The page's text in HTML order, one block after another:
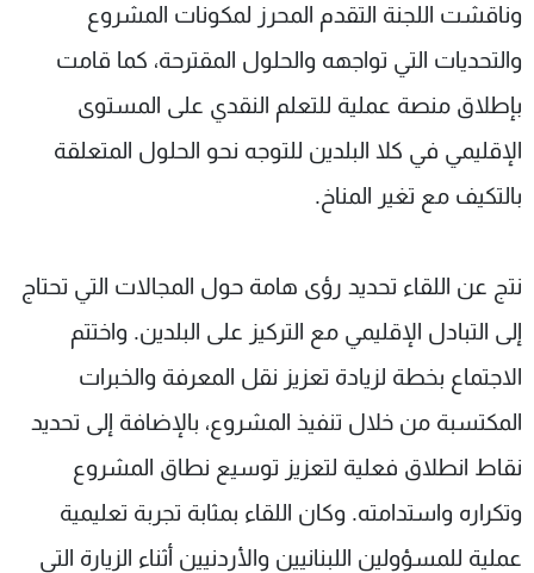
وناقشت اللجنة التقدم المحرز لمكونات المشروع
والتحديات التي تواجهه والحلول المقترحة، كما قامت
بإطلاق منصة عملية للتعلم النقدي على المستوى
الإقليمي في كلا البلدين للتوجه نحو الحلول المتعلقة
بالتكيف مع تغير المناخ.
نتج عن اللقاء تحديد رؤى هامة حول المجالات التي تحتاج
إلى التبادل الإقليمي مع التركيز على البلدين. واختتم
الاجتماع بخطة لزيادة تعزيز نقل المعرفة والخبرات
المكتسبة من خلال تنفيذ المشروع، بالإضافة إلى تحديد
نقاط انطلاق فعلية لتعزيز توسيع نطاق المشروع
وتكراره واستدامته. وكان اللقاء بمثابة تجربة تعليمية
عملية للمسؤولين اللبنانيين والأردنيين أثناء الزيارة التي